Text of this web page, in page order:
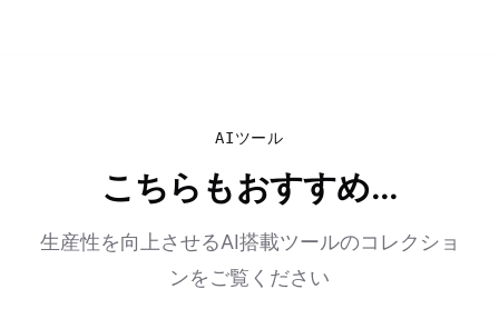
AIツール
こちらもおすすめ...
生産性を向上させるAI搭載ツールのコレクショ
ンをご覧ください